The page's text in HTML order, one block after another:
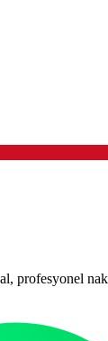
profesyonel